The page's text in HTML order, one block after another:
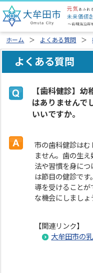
ホーム よくある質問
よくある質問
【歯科健診】
はありませんで
いいですか。
市の歯科健診はむ
ません。歯の生
法や習慣を身に
は節目の健診で
導を受けること
な機会にしましょ
【関連リンク】
大牟田市の